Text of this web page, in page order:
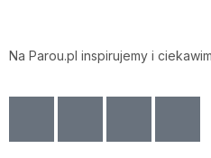
Na Parou.pl inspirujemy i